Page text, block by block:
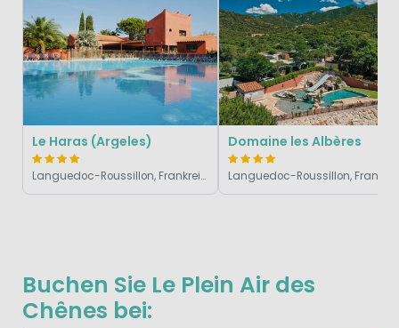
Buchen Sie Le Plein Air des
Chênes bei:
Le Haras (Argeles)
Languedoc-Roussillon, Frankreich
Domaine les Albères